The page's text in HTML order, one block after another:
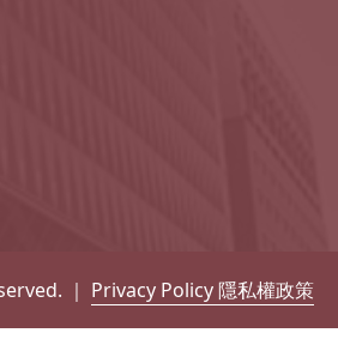
｜ Privacy Policy 隱私權政策